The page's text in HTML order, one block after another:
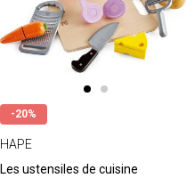
-20%
HAPE
Les ustensiles de cuisine